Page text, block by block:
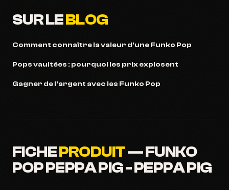
SUR LEBLOG
Comment connaître la valeur d'une Funko Pop
Pops vaultées : pourquoi les prix explosent
Gagner de l'argent avec les Funko Pop
FICHEPRODUIT— FUNKO
POP PEPPA PIG - PEPPA PIG